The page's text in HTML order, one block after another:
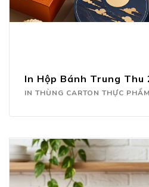
In Hộp Bánh Trung Thu
IN THÙNG CARTON THỰC PHẨM